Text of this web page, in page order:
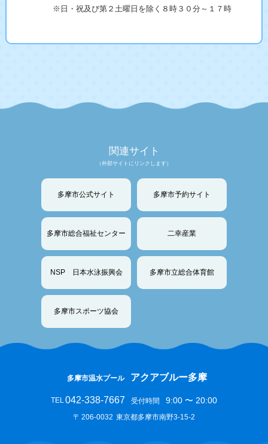
※日・祝及び第２土曜日を除く８時３０分～１７時
関連サイト
（外部サイトにリンクします）
多摩市公式サイト 多摩市予約サイト
多摩市総合福祉センター 二幸産業
NSP 日本水泳振興会 多摩市立総合体育館
多摩市スポーツ協会
多摩市温水プール アクアブルー多摩
TEL042-338-7667 受付時間 9:00 〜 20:00
〒 206-0032 東京都多摩市南野3-15-2